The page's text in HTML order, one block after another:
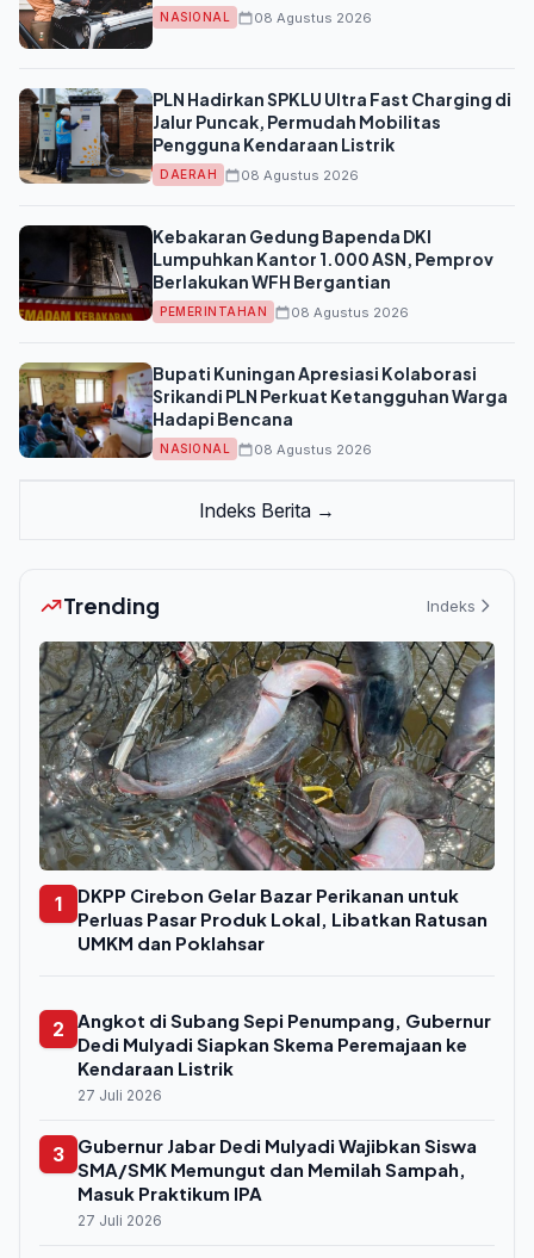
NASIONAL 08 Agustus 2026
PLN Hadirkan SPKLU Ultra Fast Charging di
Jalur Puncak, Permudah Mobilitas
Pengguna Kendaraan Listrik
DAERAH 08 Agustus 2026
Kebakaran Gedung Bapenda DKI
Lumpuhkan Kantor 1.000 ASN, Pemprov
Berlakukan WFH Bergantian
PEMERINTAHAN 08 Agustus 2026
Bupati Kuningan Apresiasi Kolaborasi
Srikandi PLN Perkuat Ketangguhan Warga
Hadapi Bencana
NASIONAL 08 Agustus 2026
Indeks Berita →
Trending Indeks
1
DKPP Cirebon Gelar Bazar Perikanan untuk
Perluas Pasar Produk Lokal, Libatkan Ratusan
UMKM dan Poklahsar
2
Angkot di Subang Sepi Penumpang, Gubernur
Dedi Mulyadi Siapkan Skema Peremajaan ke
Kendaraan Listrik
27 Juli 2026
3
Gubernur Jabar Dedi Mulyadi Wajibkan Siswa
SMA/SMK Memungut dan Memilah Sampah,
Masuk Praktikum IPA
27 Juli 2026